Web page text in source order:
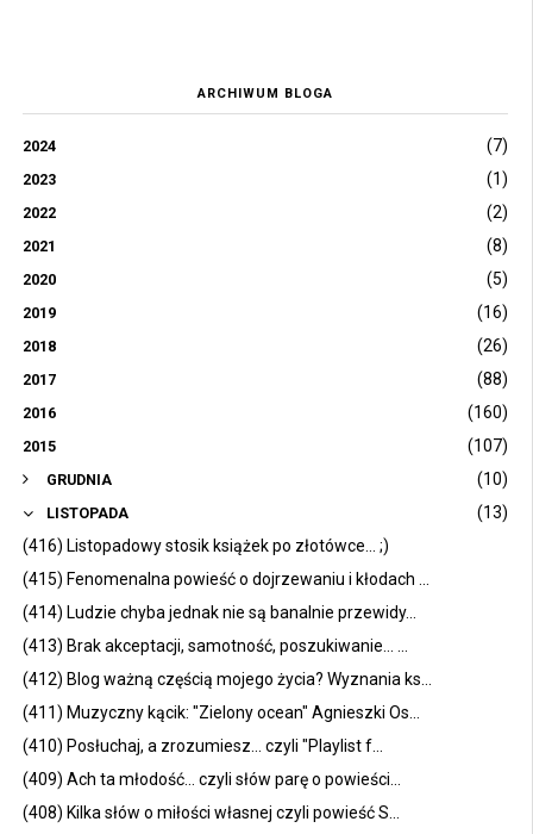
ARCHIWUM BLOGA
2024 (7)
2023 (1)
2022 (2)
2021 (8)
2020 (5)
2019 (16)
2018 (26)
2017 (88)
2016 (160)
2015 (107)
GRUDNIA (10)
LISTOPADA
(13)
(416) Listopadowy stosik książek po złotówce... ;)
(415) Fenomenalna powieść o dojrzewaniu i kłodach ...
(414) Ludzie chyba jednak nie są banalnie przewidy...
(413) Brak akceptacji, samotność, poszukiwanie... ...
(412) Blog ważną częścią mojego życia? Wyznania ks...
(411) Muzyczny kącik: "Zielony ocean" Agnieszki Os...
(410) Posłuchaj, a zrozumiesz... czyli "Playlist f...
(409) Ach ta młodość... czyli słów parę o powieści...
(408) Kilka słów o miłości własnej czyli powieść S...